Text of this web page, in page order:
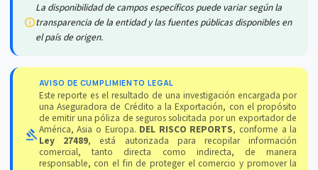
info
La disponibilidad de campos específicos puede variar según la
transparencia de la entidad y las fuentes públicas disponibles en
el país de origen.
gavel
AVISO DE CUMPLIMIENTO LEGAL
Este reporte es el resultado de una investigación encargada por
una Aseguradora de Crédito a la Exportación, con el propósito
de emitir una póliza de seguros solicitada por un exportador de
América, Asia o Europa. DEL RISCO REPORTS, conforme a la
Ley 27489, está autorizada para recopilar información
comercial, tanto directa como indirecta, de manera
responsable, con el fin de proteger el comercio y promover la